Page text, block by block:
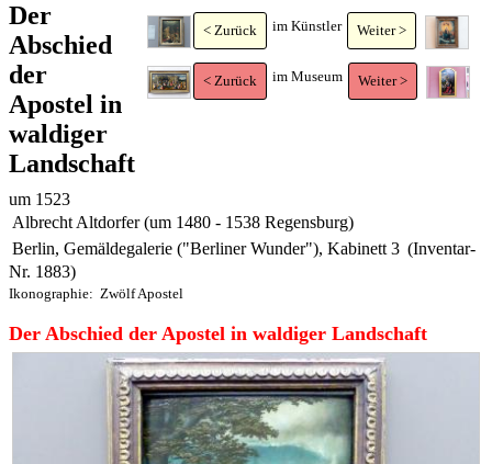
< Zurück im Künstler Weiter >
< Zurück im Museum Weiter >
Der
Abschied
der
Apostel in
waldiger
Landschaft
um 1523
Albrecht Altdorfer (um 1480 - 1538 Regensburg)
Berlin, Gemäldegalerie ("Berliner Wunder"), Kabinett 3 (Inventar-
Nr. 1883)
Ikonographie: Zwölf Apostel
Der Abschied der Apostel in waldiger Landschaft